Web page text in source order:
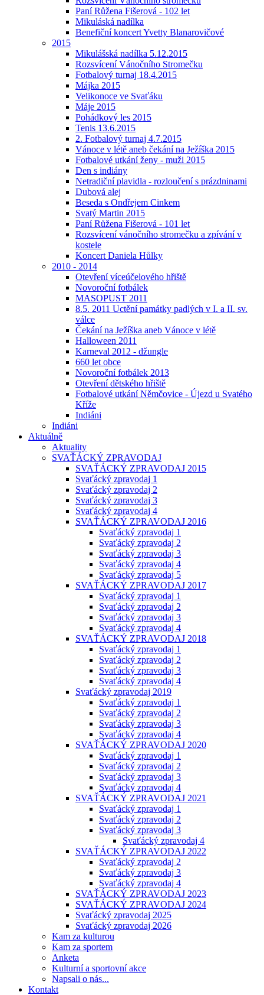
Paní Růžena Fišerová - 102 let
Mikuláská nadílka
Benefiční koncert Yvetty Blanarovičové
2015
Mikulášská nadílka 5.12.2015
Rozsvícení Vánočního Stromečku
Fotbalový turnaj 18.4.2015
Májka 2015
Velikonoce ve Svaťáku
Máje 2015
Pohádkový les 2015
Tenis 13.6.2015
2. Fotbalový turnaj 4.7.2015
Vánoce v létě aneb čekání na Ježíška 2015
Fotbalové utkání ženy - muži 2015
Den s indiány
Netradiční plavidla - rozloučení s prázdninami
Dubová alej
Beseda s Ondřejem Cinkem
Svatý Martin 2015
Paní Růžena Fišerová - 101 let
Rozsvícení vánočního stromečku a zpívání v
kostele
Koncert Daniela Hůlky
2010 - 2014
Otevření víceúčelového hřiště
Novoroční fotbálek
MASOPUST 2011
8.5. 2011 Uctění památky padlých v I. a II. sv.
válce
Čekání na Ježíška aneb Vánoce v létě
Halloween 2011
Karneval 2012 - džungle
660 let obce
Novoroční fotbálek 2013
Otevření dětského hřiště
Fotbalové utkání Němčovice - Újezd u Svatého
Kříže
Indiáni
Indiáni
Aktuálně
Aktuality
SVAŤÁCKÝ ZPRAVODAJ
SVAŤÁCKÝ ZPRAVODAJ 2015
Svaťácký zpravodaj 1
Svaťácký zpravodaj 2
Svaťácký zpravodaj 3
Svaťácký zpravodaj 4
SVAŤÁCKÝ ZPRAVODAJ 2016
Svaťácký zpravodaj 1
Svaťácký zpravodaj 2
Svaťácký zpravodaj 3
Svaťácký zpravodaj 4
Svaťácký zpravodaj 5
SVAŤÁCKÝ ZPRAVODAJ 2017
Svaťácký zpravodaj 1
Svaťácký zpravodaj 2
Svaťácký zpravodaj 3
Svaťácký zpravodaj 4
SVAŤÁCKÝ ZPRAVODAJ 2018
Svaťácký zpravodaj 1
Svaťácký zpravodaj 2
Svaťácký zpravodaj 3
Svaťácký zpravodaj 4
Svaťácký zpravodaj 2019
Svaťácký zpravodaj 1
Svaťácký zpravodaj 2
Svaťácký zpravodaj 3
Svaťácký zpravodaj 4
SVAŤÁCKÝ ZPRAVODAJ 2020
Svaťácký zpravodaj 1
Svaťácký zpravodaj 2
Svaťácký zpravodaj 3
Svaťácký zpravodaj 4
SVAŤÁCKÝ ZPRAVODAJ 2021
Svaťácký zpravodaj 1
Svaťácký zpravodaj 2
Svaťácký zpravodaj 3
Svaťácký zpravodaj 4
SVAŤÁCKÝ ZPRAVODAJ 2022
Svaťácký zpravodaj 2
Svaťácký zpravodaj 3
Svaťácký zpravodaj 4
SVAŤÁCKÝ ZPRAVODAJ 2023
SVAŤÁCKÝ ZPRAVODAJ 2024
Svaťácký zpravodaj 2025
Svaťácký zpravodaj 2026
Kam za kulturou
Kam za sportem
Anketa
Kulturní a sportovní akce
Napsali o nás...
Kontakt